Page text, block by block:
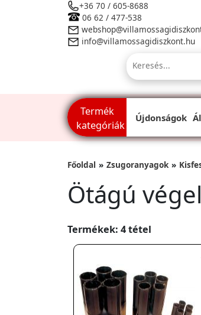
+36 70 / 605-8688
06 62 / 477-538
info@villamossagidiszkont.hu
Termék
kategóriák
Újdonságok
Főoldal Zsugoranyagok
Ötágú
Termékek: 4 tétel